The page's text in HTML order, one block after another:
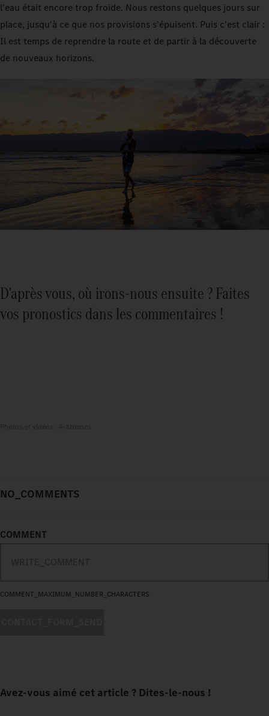
l'eau était encore trop froide. Nous restons quelques jours sur
place, jusqu'à ce que nos provisions s'épuisent. Puis c'est clair :
Il est temps de reprendre la route et de partir à la découverte
de nouveaux horizons.
D'après vous, où irons-nous ensuite ? Faites
vos pronostics dans les commentaires !
NO_COMMENTS
COMMENT
COMMENT_MAXIMUM_NUMBER_CHARACTERS
Avez-vous aimé cet article ? Dites-le-nous !